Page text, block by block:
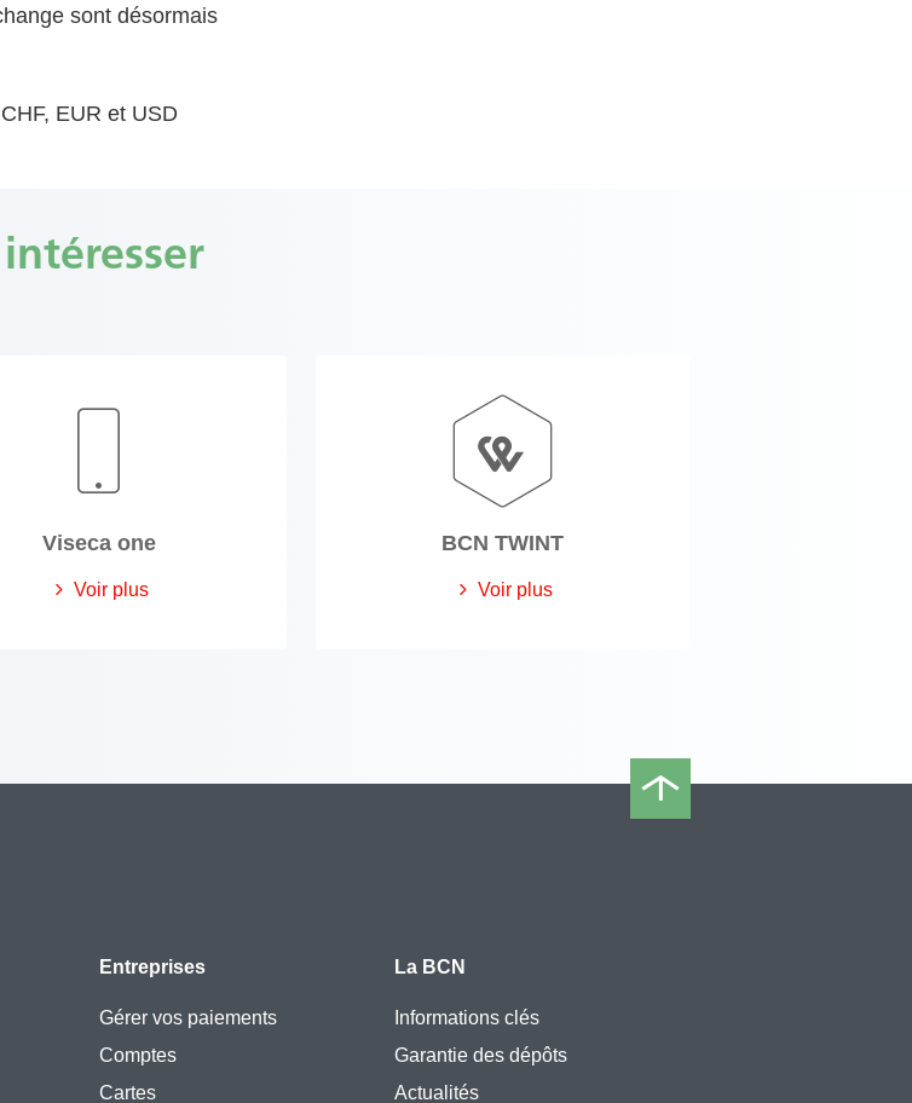
sont désormais
EUR et USD
Viseca one
Voir plus
BCN TWINT
Voir plus
Entreprises
Gérer vos paiements
Comptes
Cartes
La BCN
Informations clés
Garantie des dépôts
Actualités